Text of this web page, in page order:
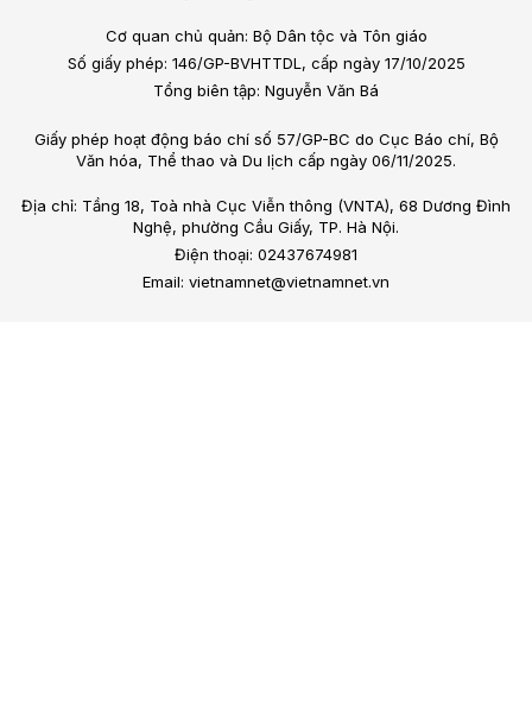
Cơ quan chủ quản: Bộ Dân tộc và Tôn giáo
Số giấy phép: 146/GP-BVHTTDL, cấp ngày 17/10/2025
Tổng biên tập: Nguyễn Văn Bá
Giấy phép hoạt động báo chí số 57/GP-BC do Cục Báo chí, Bộ
Văn hóa, Thể thao và Du lịch cấp ngày 06/11/2025.
Địa chỉ: Tầng 18, Toà nhà Cục Viễn thông (VNTA), 68 Dương Đình
Nghệ, phường Cầu Giấy, TP. Hà Nội.
Điện thoại: 02437674981
Email: vietnamnet@vietnamnet.vn